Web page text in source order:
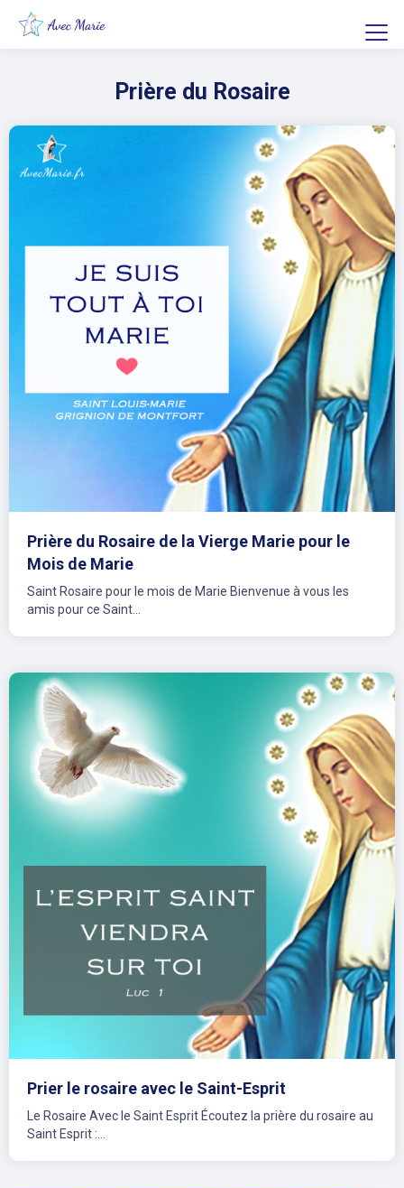
Prière du Rosaire
Prière du Rosaire de la Vierge Marie pour le
Mois de Marie
Saint Rosaire pour le mois de Marie Bienvenue à vous les
amis pour ce Saint...
Prier le rosaire avec le Saint-Esprit
Le Rosaire Avec le Saint Esprit Écoutez la prière du rosaire au
Saint Esprit :...